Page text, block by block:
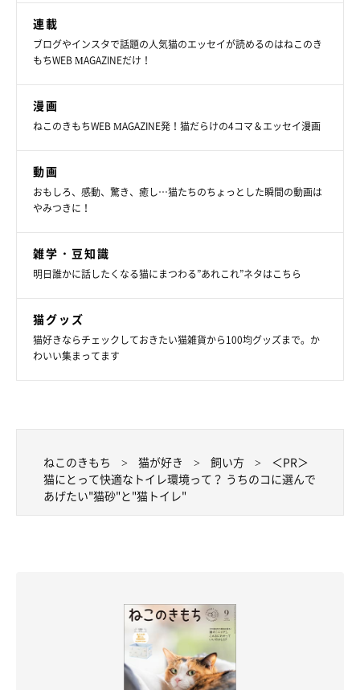
連載
ブログやインスタで話題の人気猫のエッセイが読めるのはねこのき
もちWEB MAGAZINEだけ！
漫画
ねこのきもちWEB MAGAZINE発！猫だらけの4コマ＆エッセイ漫画
動画
おもしろ、感動、驚き、癒し…猫たちのちょっとした瞬間の動画は
やみつきに！
雑学・豆知識
明日誰かに話したくなる猫にまつわる”あれこれ”ネタはこちら
猫グッズ
猫好きならチェックしておきたい猫雑貨から100均グッズまで。か
わいい集まってます
ねこのきもち 猫が好き 飼い方
＜PR＞
猫にとって快適なトイレ環境って？ うちのコに選んで
あげたい"猫砂"と"猫トイレ"